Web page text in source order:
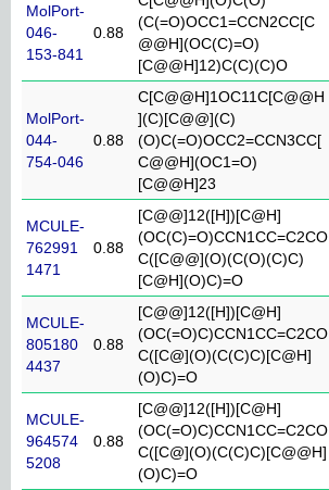
MolPort-
046-
153-841
0.88
(C(=O)OCC1=CCN2CC[C
@@H](OC(C)=O)
[C@@H]12)C(C)(C)O
MolPort-
044-
754-046
0.88
C[C@@H]1OC11C[C@@H
](C)[C@@](C)
(O)C(=O)OCC2=CCN3CC[
C@@H](OC1=O)
[C@@H]23
MCULE-
762991
1471
0.88
[C@@]12([H])[C@H]
(OC(C)=O)CCN1CC=C2CO
C([C@@](O)(C(O)(C)C)
[C@H](O)C)=O
MCULE-
805180
4437
0.88
[C@@]12([H])[C@H]
(OC(=O)C)CCN1CC=C2CO
C([C@](O)(C(C)C)[C@H]
(O)C)=O
MCULE-
964574
5208
0.88
[C@@]12([H])[C@H]
(OC(=O)C)CCN1CC=C2CO
C([C@](O)(C(C)C)[C@@H]
(O)C)=O